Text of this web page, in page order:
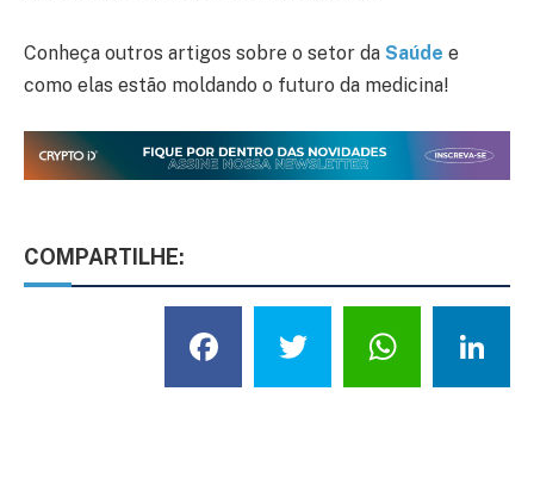
Conheça outros artigos sobre o setor da Saúde e
como elas estão moldando o futuro da medicina!
COMPARTILHE:
Facebook
Twitter